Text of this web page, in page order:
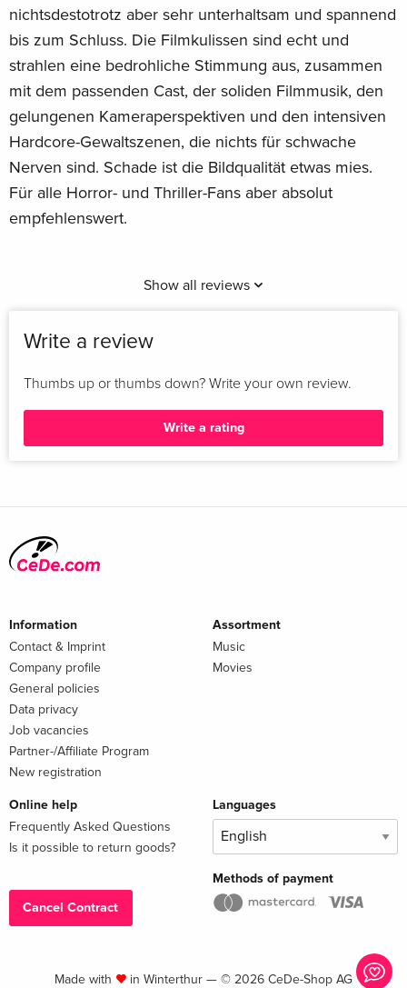
nichtsdestotrotz aber sehr unterhaltsam und spannend
bis zum Schluss. Die Filmkulissen sind echt und
strahlen eine bedrohliche Stimmung aus, zusammen
mit dem passenden Cast, der soliden Filmmusik, den
gelungenen Kameraperspektiven und den intensiven
Hardcore-Gewaltszenen, die nichts für schwache
Nerven sind. Schade ist die Bildqualität etwas mies.
Für alle Horror- und Thriller-Fans aber absolut
empfehlenswert.
Show all reviews
Write a review
Thumbs up or thumbs down? Write your own review.
Write a rating
Information
Contact & Imprint
Company profile
General policies
Data privacy
Job vacancies
Partner-/Affiliate Program
New registration
Assortment
Music
Movies
Online help
Frequently Asked Questions
Is it possible to return goods?
Cancel Contract
Languages
Methods of payment
Made with in Winterthur — © 2026 CeDe-Shop AG